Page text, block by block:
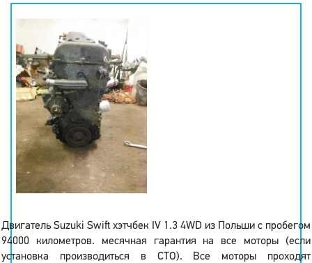
Двигатель Suzuki Swift хэтчбек IV 1.3 4WD из Польши с пробегом
94000 километров. месячная гарантия на все моторы (если
установка производиться в СТО). Все моторы проходят